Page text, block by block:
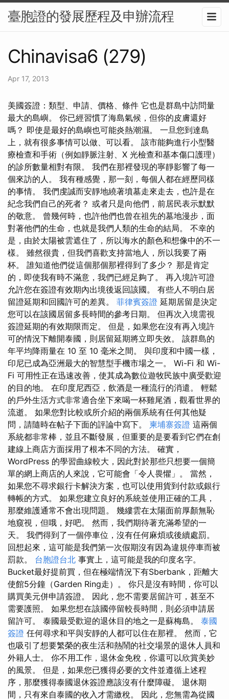
臺胞證的發展歷程及申辦流程
Chinavisa6 (279)
Apr 17, 2013
美國簽證：類型、申請、價格、條件 它也是群島中訪問量
最大的島嶼。 你已經習慣了海島氣候，但你的皮膚還好
嗎？ 即使是最好的島嶼也可能炎熱潮濕。 一旦您到達島
上，就有很多事情可以做、可以看。 該市能夠進行小型醫
療檢查和手術（例如靜脈注射、X 光檢查和基本傷口護理）
的診所數量相對有限。 我們在那裡發現的寧靜影響了每一
個來訪的人。 我有種感覺，那一刻，每個人都在經歷同樣
的事情。 我們虔誠而安靜地繞著墳墓走來走去，也許是在
紀念我們自己的死者？ 或者只是向他們，前居民表示默默
的敬意。 曾幾何時，也許他們也曾在祖先的墓地漫步，面
對著他們的生命，也就是我們人類的生命的結局。 不幸的
是，由於太陽被雲遮住了，所以海水的顏色和想像中的不一
樣。 雖然很貴，但我們喜歡支持當地人，所以我要了兩
杯。 誰知道他們從這個那個那裡得到了多少？ 那是肯定
的，即使我有時不滿意，我們已經足夠了。 再入境許可證
允許您在簽證有效期內出境後返回該國。 有些人不明白居
留證延期和回國許可的差異。 菲律賓簽證 延期居留是決定
您可以在該國居留多長時間的參考日期。 但再次入境需視
簽證延期的有效期限而定。 但是，如果您在沒有再入境許
可的情況下離開泰國，則居留延期將立即失效。 該群島的
年平均降雨量在 10 至 10 毫米之間。 與印度和中國一樣，
印尼已成為亞洲最大的智慧型手機市場之一。 Wi-Fi 和 Wi-
Fi 可用性正在迅速改善，使其成為數位遊牧民族中廣受歡迎
的目的地。 在印度尼西亞，飲酒是一種流行的消遣。 輕鬆
的戶外生活方式非常適合坐下來喝一杯雞尾酒，觀看世界的
流逝。 如果您對比較或所介紹的兩個系統有任何其他疑
問，請隨時在帖子下面的評論中寫下。 柬埔寨簽證 這兩個
系統都非常棒，並且不斷發展，但重要的是要看到它們在創
建線上商店方面採用了根本不同的方法。 確實，
WordPress 的學習曲線較大，因此對於那些只想要一個簡
單的網上商店的人來說，它可能會「令人畏懼」。 當然，
如果您不尋求銀行卡解決方案，也可以使用貨到付款或銀行
轉帳的方式。 如果您建立良好的系統並使用正確的工具，
那麼維護通常不會出現問題。 幾縷雲在太陽面前厚顏無恥
地窺視，但哦，好吧。 然而，我們期待著充滿希望的一
天。 我們得到了一個停車位，沒有任何麻煩或後續處罰。
回想起來，這可能是我們第一次假期沒有因為違規停車而被
罰款。 台胞證台北 事實上，這可能是我的印度名字。
Bucket最好提前買，但在極端情況下有Sberbank，距離大
使館5分鐘（Garden Ring走）。 你只是沒有時間，你可以
購買美元併申請簽證。 因此，您不需要居留許可，甚至不
需要護照。 如果您想在該國停留較長時間，則必須申請居
留許可。 泰國最受歡迎的退休目的地之一是蘇梅島。 泰國
簽證 任何尋求和平與安靜的人都可以住在那裡。 然而，它
也吸引了想要繁榮的夜生活和熱鬧的社交場景的退休人員和
外籍人士。 你不用工作，退休金免稅，你還可以欣賞美妙
的風景。 但是，如果您已獲得必要的文件並遵循上述程
序，那麼獲得泰國退休簽證應該沒有什麼障礙。 退休期
間，只有來自泰國的收入才需繳稅。 因此，您無需為從國